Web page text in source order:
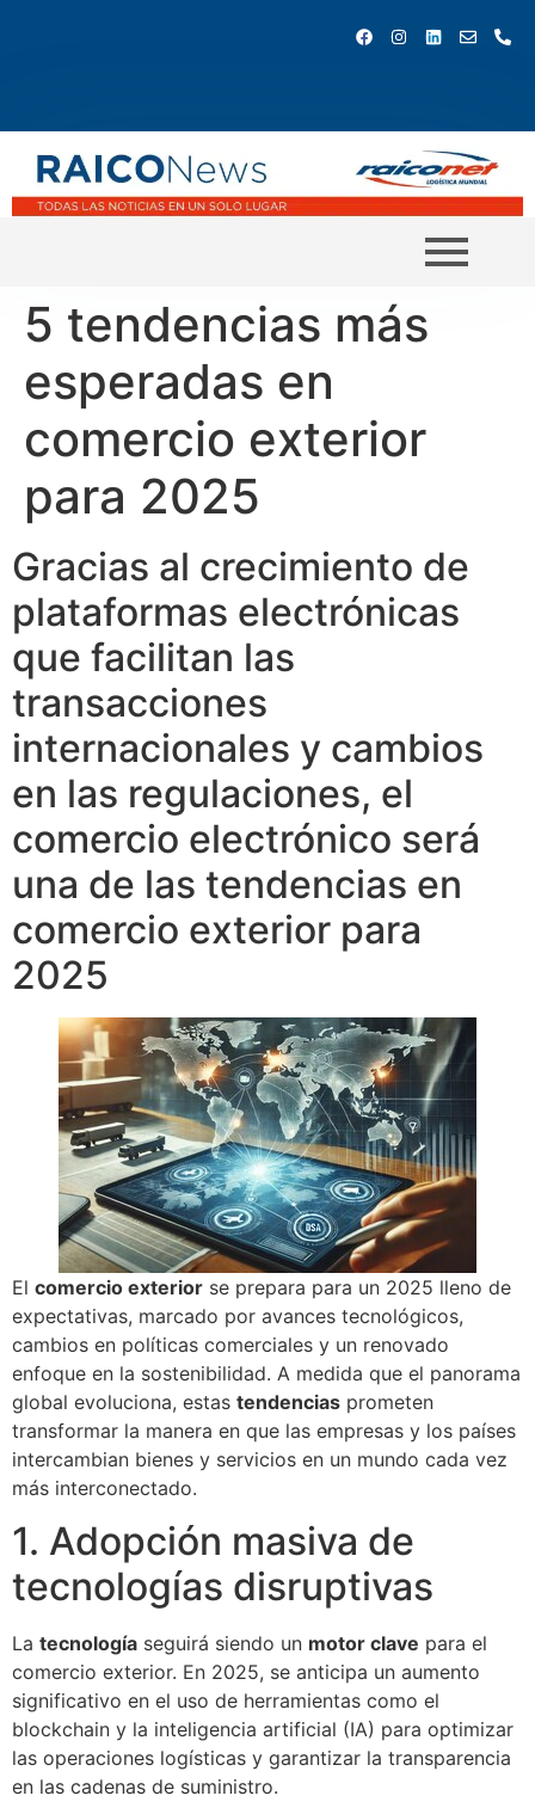
5 tendencias más
esperadas en
comercio exterior
para 2025
Gracias al crecimiento de
plataformas electrónicas
que facilitan las
transacciones
internacionales y cambios
en las regulaciones, el
comercio electrónico será
una de las tendencias en
comercio exterior para
2025
El comercio exterior se prepara para un 2025 lleno de
expectativas, marcado por avances tecnológicos,
cambios en políticas comerciales y un renovado
enfoque en la sostenibilidad. A medida que el panorama
global evoluciona, estas tendencias prometen
transformar la manera en que las empresas y los países
intercambian bienes y servicios en un mundo cada vez
más interconectado.
1. Adopción masiva de
tecnologías disruptivas
La tecnología seguirá siendo un motor clave para el
comercio exterior. En 2025, se anticipa un aumento
significativo en el uso de herramientas como el
blockchain y la inteligencia artificial (IA) para optimizar
las operaciones logísticas y garantizar la transparencia
en las cadenas de suministro.